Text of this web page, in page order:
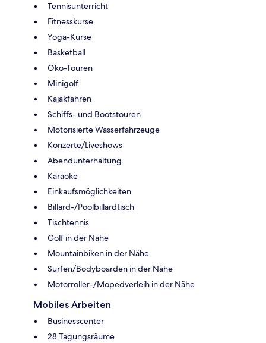
Tennisunterricht
Fitnesskurse
Yoga-Kurse
Basketball
Öko-Touren
Minigolf
Kajakfahren
Schiffs- und Bootstouren
Motorisierte Wasserfahrzeuge
Konzerte/Liveshows
Abendunterhaltung
Karaoke
Einkaufsmöglichkeiten
Billard-/Poolbillardtisch
Tischtennis
Golf in der Nähe
Mountainbiken in der Nähe
Surfen/Bodyboarden in der Nähe
Motorroller-/Mopedverleih in der Nähe
Mobiles Arbeiten
Businesscenter
28 Tagungsräume